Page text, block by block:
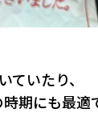
いたり、
期にも最適